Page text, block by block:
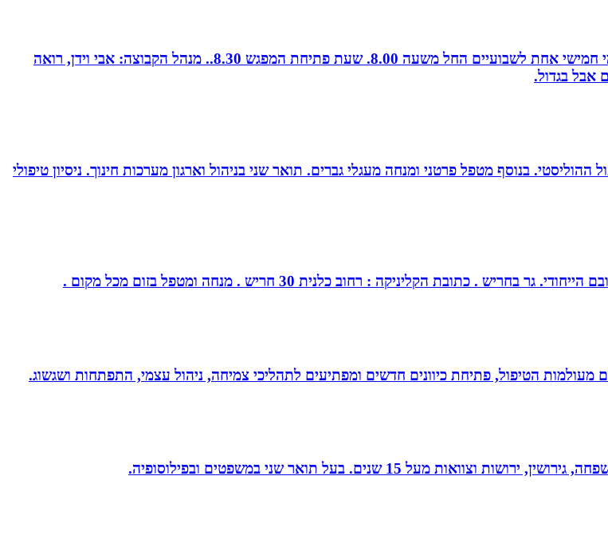
קבוצת נטוורקינג זומית קטנה ואיכותית. בין המשכימות ראשונות. נפגשת בימי חמישי אחת לשבועיים החל משעה 8.00. שעת פתיחת המפגש 8.30.. מנהל הקבוצה: אבי וידן, רואה
אבל בגדול.
בנוסף מטפל פרטני ומנחה מעגלי גברים. תואר שני בניהול וארגון מערכות חינוך. ניסיון טיפולי
כתובת הקליניקה : רחוב כלנית 30 חריש . מנחה ומטפל בזום מכל מקום .
מעולמות הטיפול, פתיחת כיוונים חדשים ומפתיעים לתהליכי צמיחה, ניהול עצמי, התפתחות ושגשוג.
15 שנים. בעל תואר שני במשפטים ובפילוסופיה.